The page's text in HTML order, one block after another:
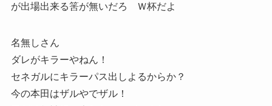
が出場出来る筈が無いだろ Ｗ杯だよ
名無しさん
ダレがキラーやねん！
セネガルにキラーパス出しよるからか？
今の本田はザルやでザル！